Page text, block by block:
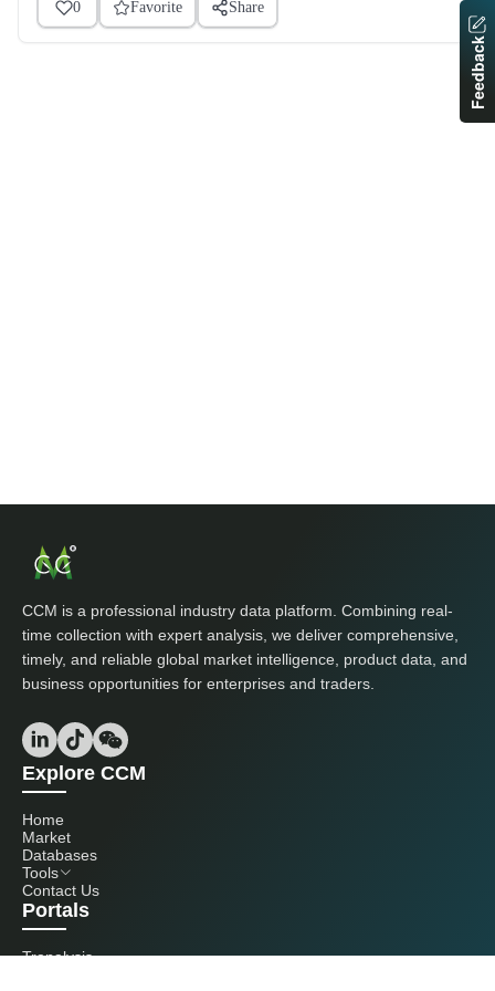
0 Favorite Share
CCM is a professional industry data platform. Combining real-
time collection with expert analysis, we deliver comprehensive,
timely, and reliable global market intelligence, product data, and
business opportunities for enterprises and traders.
Explore CCM
Home
Market
Databases
Tools
Contact Us
Portals
Tranalysis
Feedback